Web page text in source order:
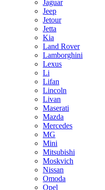
Jaguar
Jeep
Jetour
Jetta
Kia
Land Rover
Lamborghini
Lexus
Li
Lifan
Lincoln
Livan
Maserati
Mazda
Mercedes
MG
Mini
Mitsubishi
Moskvich
Nissan
Omoda
Opel